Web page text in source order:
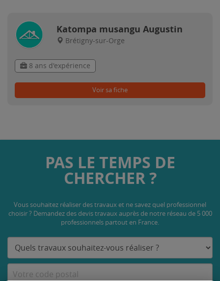
Katompa musangu Augustin
Brétigny-sur-Orge
8 ans d'expérience
Voir sa fiche
PAS LE TEMPS DE
CHERCHER ?
Vous souhaitez réaliser des travaux et ne savez quel professionnel
choisir ? Demandez des devis travaux auprès de notre réseau de 5 000
professionnels partout en France.